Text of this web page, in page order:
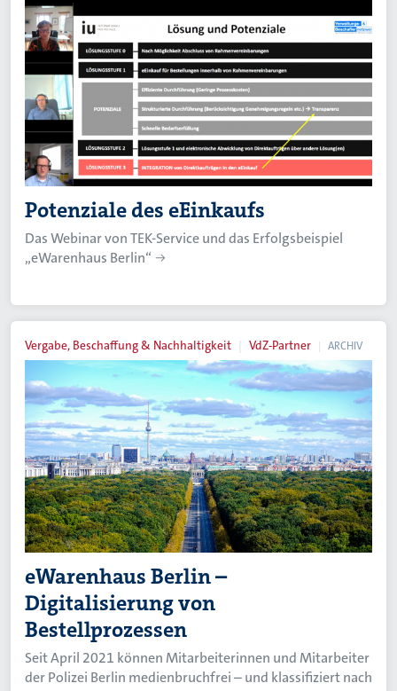
Potenziale des eEinkaufs
Das Webinar von TEK-Service und das Erfolgsbeispiel
„eWarenhaus Berlin“
Vergabe, Beschaffung & Nachhaltigkeit VdZ-Partner ARCHIV
eWarenhaus Berlin –
Digitalisierung von
Bestellprozessen
Seit April 2021 können Mitarbeiterinnen und Mitarbeiter
der Polizei Berlin medienbruchfrei – und klassifiziert nach